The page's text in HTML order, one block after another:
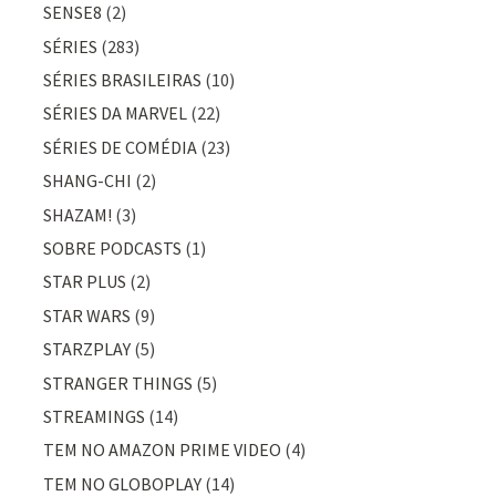
SENSE8 (2)
SÉRIES (283)
SÉRIES BRASILEIRAS (10)
SÉRIES DA MARVEL (22)
SÉRIES DE COMÉDIA (23)
SHANG-CHI (2)
SHAZAM! (3)
SOBRE PODCASTS (1)
STAR PLUS (2)
STAR WARS (9)
STARZPLAY (5)
STRANGER THINGS (5)
STREAMINGS (14)
TEM NO AMAZON PRIME VIDEO (4)
TEM NO GLOBOPLAY (14)